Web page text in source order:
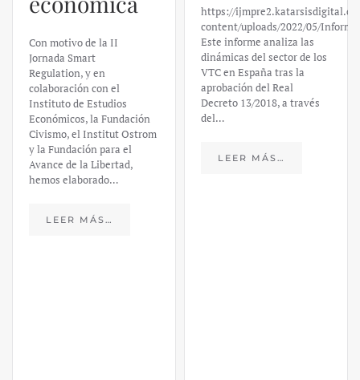
Con motivo de la II
Jornada Smart
Regulation, y en
colaboración con el
Instituto de Estudios
Económicos, la Fundación
Civismo, el Institut Ostrom
y la Fundación para el
Avance de la Libertad,
hemos elaborado…
LEER MÁS…
https://
content/uploads/2022/05/
Este informe analiza las
dinámicas del sector de los
VTC en España tras la
aprobación del Real
Decreto 13/2018, a través
del…
LEER MÁS…